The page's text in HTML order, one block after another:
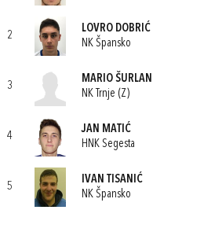
2
LOVRO DOBRIĆ
NK Špansko
3
MARIO ŠURLAN
NK Trnje (Z)
4
JAN MATIĆ
HNK Segesta
5
IVAN TISANIĆ
NK Špansko